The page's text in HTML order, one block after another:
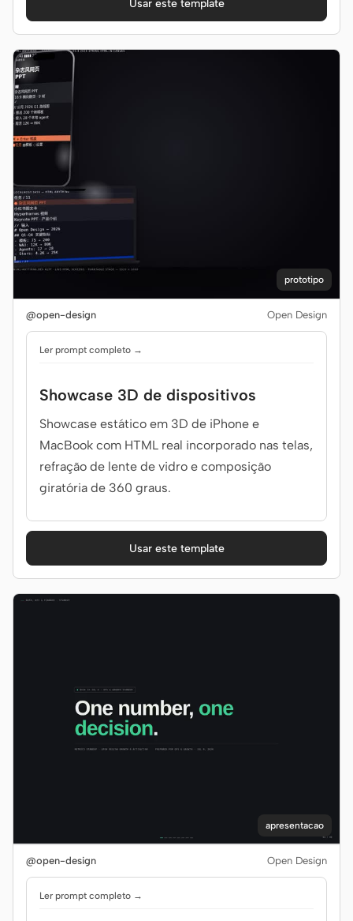
Usar este template
prototipo
@open-design Open Design
Ler prompt completo →
Showcase 3D de dispositivos
Showcase estático em 3D de iPhone e
MacBook com HTML real incorporado nas telas,
refração de lente de vidro e composição
giratória de 360 graus.
Usar este template
apresentacao
@open-design Open Design
Ler prompt completo →